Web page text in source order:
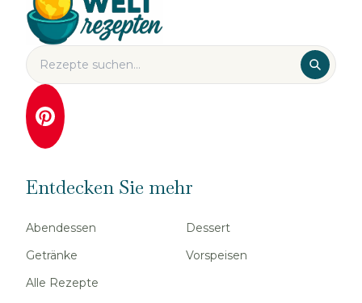
Entdecken Sie mehr
Abendessen
Dessert
Getränke
Vorspeisen
Alle Rezepte